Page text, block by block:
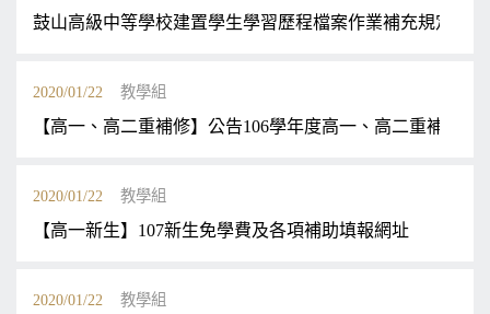
鼓山高級中等學校建置學生學習歷程檔案作業補充規定
2020/01/22 教學組
【高一、高二重補修】公告106學年度高一、高二重補修
2020/01/22 教學組
【高一新生】107新生免學費及各項補助填報網址
2020/01/22 教學組